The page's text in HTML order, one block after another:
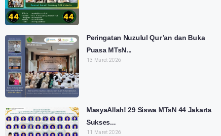
Peringatan Nuzulul Qur’an dan Buka
Puasa MTsN...
13 Maret 2026
MasyaAllah! 29 Siswa MTsN 44 Jakarta
Sukses...
11 Maret 2026